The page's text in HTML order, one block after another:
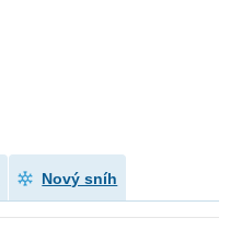
Nový sníh